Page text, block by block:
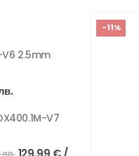
-11%
V6 2.5mm
V7
лв.Original